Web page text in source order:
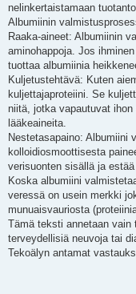
nelinkertaistamaan
Albumiinin
Raaka-aineet: Albumiinin
aminohappoja. Jos
tuottaa albumiinia
Kuljetustehtävä: Kuten
kuljettajaproteiini. Se
niitä, jotka vapautuvat
lääkeaineita.
Nestetasapaino: Albumiini
kolloidiosmoottisesta
verisuonten sisällä ja
Koska albumiini
veressä on usein merkki
munuaisvauriosta
Tämä teksti annetaan
terveydellisiä neuvoja tai
Tekoälyn antamat